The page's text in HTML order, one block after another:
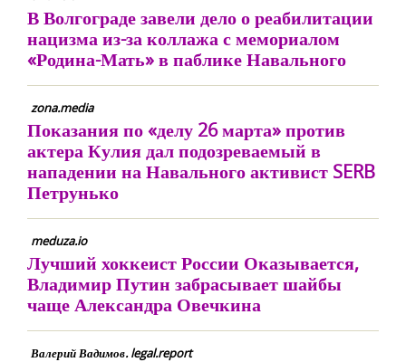
В Волгограде завели дело о реабилитации
нацизма из-за коллажа с мемориалом
«Родина-Мать» в паблике Навального
zona.media
Показания по «делу 26 марта» против
актера Кулия дал подозреваемый в
нападении на Навального активист SERB
Петрунько
meduza.io
Лучший хоккеист России Оказывается,
Владимир Путин забрасывает шайбы
чаще Александра Овечкина
Валерий Вадимов. legal.report